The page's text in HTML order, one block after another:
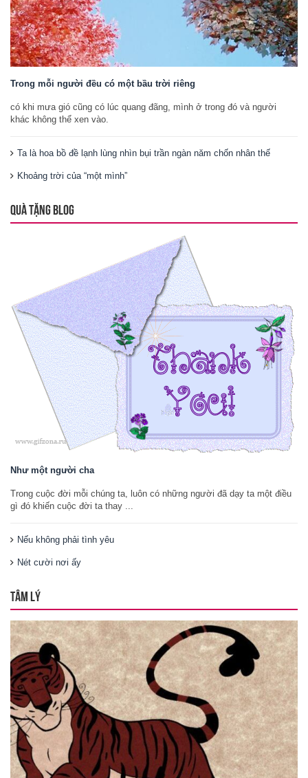
Trong mỗi người đều có một bầu trời riêng
có khi mưa gió cũng có lúc quang đãng, mình ở trong đó và người
khác không thể xen vào.
Ta là hoa bồ đề lạnh lùng nhìn bụi trần ngàn năm chốn nhân thế
Khoảng trời của “một mình”
QUÀ TẶNG BLOG
Như một người cha
Trong cuộc đời mỗi chúng ta, luôn có những người đã dạy ta một điều
gì đó khiến cuộc đời ta thay ...
Nếu không phải tình yêu
Nét cười nơi ấy
TÂM LÝ